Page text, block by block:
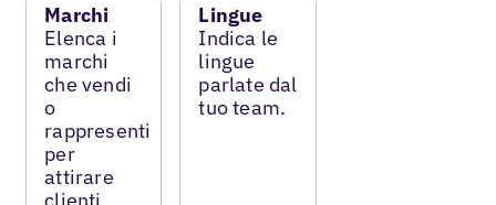
Marchi
Elenca i
marchi
che vendi
o
rappresenti
per
attirare
clienti
Lingue
Indica le
lingue
parlate dal
tuo team.